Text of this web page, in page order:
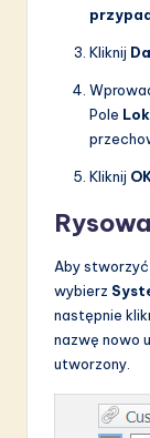
Kliknij
Pole
Kliknij
Aby stworzyć
wybierz
następnie
nazwę nowo
utworzony.